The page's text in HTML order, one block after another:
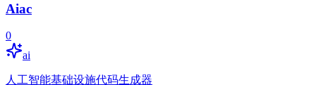
Aiac
0
ai
人工智能基础设施代码生成器